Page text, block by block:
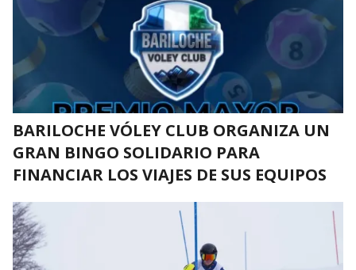
BARILOCHE VÓLEY CLUB ORGANIZA UN
GRAN BINGO SOLIDARIO PARA
FINANCIAR LOS VIAJES DE SUS EQUIPOS